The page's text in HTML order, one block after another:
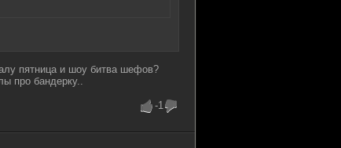
пятница и шоу битва шефов?
про бандерку..
-1